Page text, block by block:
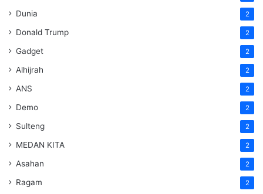
Dunia 2
Donald Trump 2
Gadget 2
Alhijrah 2
ANS 2
Demo 2
Sulteng 2
MEDAN KITA 2
Asahan 2
Ragam 2